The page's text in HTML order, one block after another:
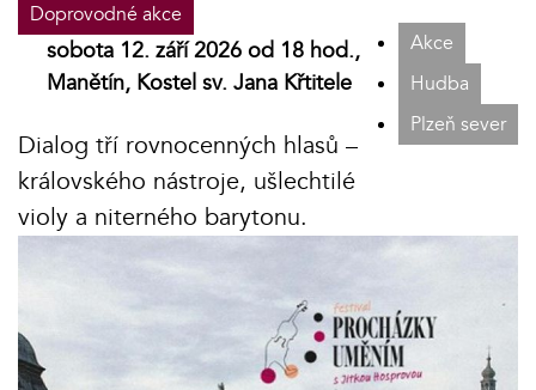
Doprovodné akce
Akce
Hudba
Plzeň sever
sobota 12. září 2026 od 18 hod.,
Manětín, Kostel sv. Jana Křtitele
Dialog tří rovnocenných hlasů –
královského nástroje, ušlechtilé
violy a niterného barytonu.